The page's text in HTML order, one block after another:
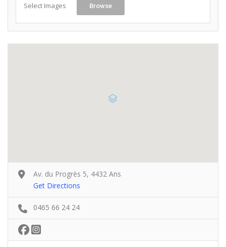
Select Images Browse
Av. du Progrès 5, 4432 Ans
Get Directions
0465 66 24 24